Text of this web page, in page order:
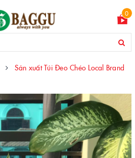
0
Sản xuất Túi Đeo Chéo Local Brand